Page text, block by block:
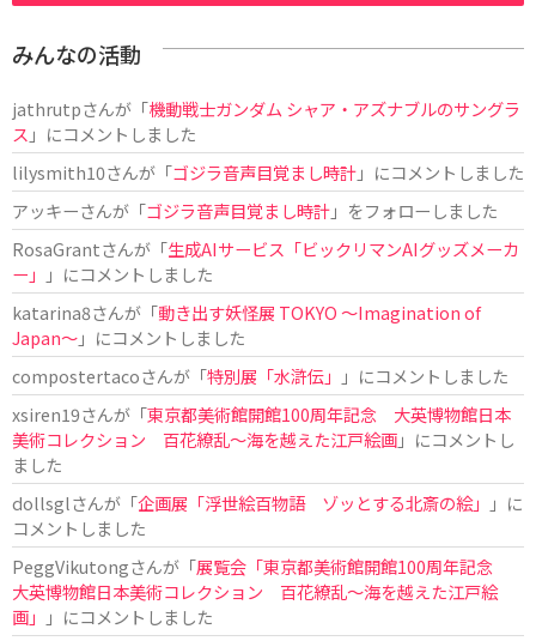
みんなの活動
jathrutpさんが「機動戦士ガンダム シャア・アズナブルのサングラ
ス 」にコメントしました
lilysmith10さんが「ゴジラ音声目覚まし時計」にコメントしました
アッキーさんが「ゴジラ音声目覚まし時計」をフォローしました
RosaGrantさんが「生成AIサービス「ビックリマンAIグッズメーカ
ー」
」にコメントしました
katarina8さんが「動き出す妖怪展 TOKYO 〜Imagination of
Japan〜」にコメントしました
compostertacoさんが「特別展「水滸伝」
」にコメントしました
xsiren19さんが「東京都美術館開館100周年記念 大英博物館日本
美術コレクション 百花繚乱～海を越えた江戸絵画」にコメントし
ました
dollsglさんが「企画展「浮世絵百物語 ゾッとする北斎の絵」
」に
コメントしました
PeggVikutongさんが「展覧会「東京都美術館開館100周年記念
大英博物館日本美術コレクション 百花繚乱〜海を越えた江戸絵
画」
」にコメントしました